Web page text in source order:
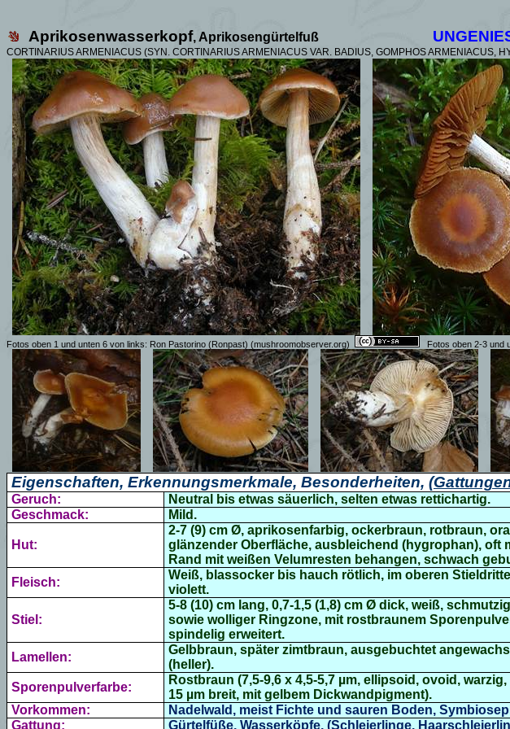
Aprikosenwasserkopf, Aprikosengürtelfuß
CORTINARIUS ARMENIACUS (SYN. CORTINARIUS ARMENIACUS VAR. BADIUS, GOMPHOS ARMENIACUS,
Fotos oben 1 und unten 6 von links: Ron Pastorino (Ronpast) (mushroomobserver.org) Fotos oben 2-3 und
Eigenschaften, Erkennungsmerkmale, Besonderheiten,
Geruch:
Neutral bis etwas säuerlich, selten etwas rettichartig.
Geschmack:
Mild.
Hut:
2-7 (9) cm Ø, aprikosenfarbig, ockerbraun, rotbraun,
glänzender Oberfläche, ausbleichend (hygrophan),
Rand mit weißen Velumresten behangen, schwach
Fleisch:
Weiß, blassocker bis hauch rötlich, im oberen
violett.
Stiel:
5-8 (10) cm lang, 0,7-1,5 (1,8) cm Ø dick, weiß,
sowie wolliger Ringzone, mit rostbraunem
spindelig erweitert.
Lamellen:
Gelbbraun, später zimtbraun, ausgebuchtet
(heller).
Sporenpulverfarbe:
Rostbraun (7,5-9,6 x 4,5-5,7 µm, ellipsoid, ovoid, warzig,
15 µm breit, mit gelbem Dickwandpigment).
Vorkommen:
Nadelwald, meist Fichte und sauren Boden,
Gattung:
Gürtelfüße, Wasserköpfe, (Schleierlinge,